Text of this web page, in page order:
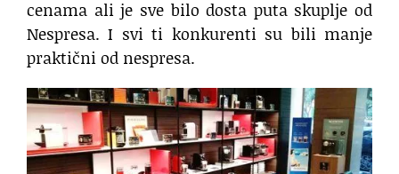
cenama ali je sve bilo dosta puta skuplje od
Nespresa. I svi ti konkurenti su bili manje
praktični od nespresa.